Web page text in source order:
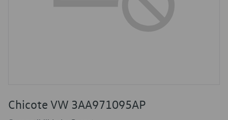
Chicote VW 3AA971095AP